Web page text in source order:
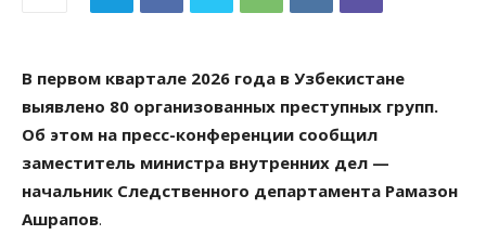
В первом квартале 2026 года в Узбекистане
выявлено 80 организованных преступных групп.
Об этом на пресс-конференции сообщил
заместитель министра внутренних дел —
начальник Следственного департамента Рамазон
Ашрапов.